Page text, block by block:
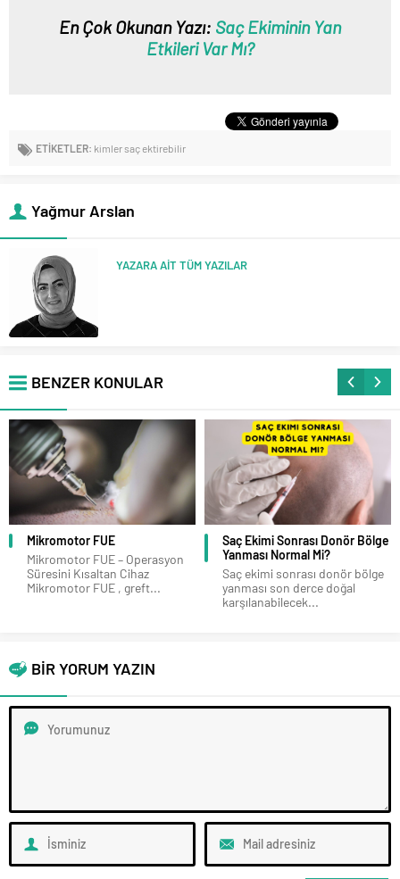
En Çok Okunan Yazı: Saç Ekiminin Yan
Etkileri Var Mı?
ETİKETLER: kimler saç ektirebilir
Yağmur Arslan
YAZARA AİT TÜM YAZILAR
BENZER KONULAR
Saç Ekimi Sonrası Donör Bölge
Yanması Normal Mi?
Saç ekimi sonrası donör bölge
yanması son derce doğal
Greft Hesaplama Nedir ve Nasıl
Yapılır ?
Greft Hesaplama Nedir? Saç
ekimi öncesi yapılacak greft
hesaplama, operasyonun
BİR YORUM YAZIN